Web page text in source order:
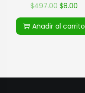
$497.00 $8.00
Añadir al carrito